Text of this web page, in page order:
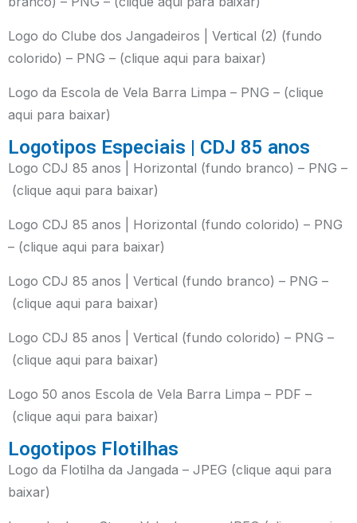
Logo do Clube dos Jangadeiros | Vertical (2) (fundo
colorido) – PNG – (clique aqui para baixar)
Logo da Escola de Vela Barra Limpa – PNG – (clique
aqui para baixar)
Logotipos Especiais | CDJ 85 anos
Logo CDJ 85 anos | Horizontal (fundo branco) – PNG –
(clique aqui para baixar)
Logo CDJ 85 anos | Horizontal (fundo colorido) – PNG
– (clique aqui para baixar)
Logo CDJ 85 anos | Vertical (fundo branco) – PNG –
(clique aqui para baixar)
Logo CDJ 85 anos | Vertical (fundo colorido) – PNG –
(clique aqui para baixar)
Logo 50 anos Escola de Vela Barra Limpa – PDF –
(clique aqui para baixar)
Logotipos Flotilhas
Logo da Flotilha da Jangada – JPEG (clique aqui para
baixar)